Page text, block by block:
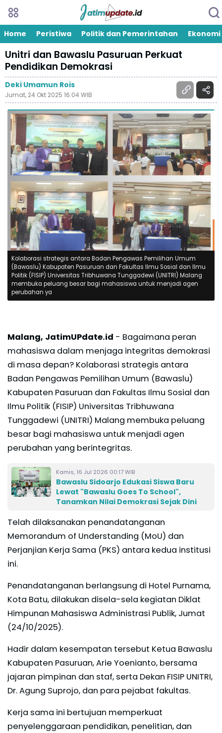
Home Peristiwa Politik dan Pemerintahan Ekonomi
Unitri dan Bawaslu Pasuruan Perkuat
Pendidikan Demokrasi
Deki Umamun Rois
Jumat, 24 Okt 2025 16:04 WIB
Kolaborasi strategis antara Badan Pengawas Pemilihan Umum
(Bawaslu) Kabupaten Pasuruan dan Fakultas Ilmu Sosial dan Ilmu
Politik (FISIP) Universitas Tribhuwana Tunggadewi (UNITRI) Malang
membuka peluang besar bagi mahasiswa untuk menjadi agen
perubahan ya
Malang, JatimUPdate.id - Bagaimana peran
mahasiswa dalam menjaga integritas demokrasi
di masa depan? Kolaborasi strategis antara
Badan Pengawas Pemilihan Umum (Bawaslu)
Kabupaten Pasuruan dan Fakultas Ilmu Sosial dan
Ilmu Politik (FISIP) Universitas Tribhuwana
Tunggadewi (UNITRI) Malang membuka peluang
besar bagi mahasiswa untuk menjadi agen
perubahan yang berintegritas.
Kamis, 16 Jul 2026 00:17 WIB
Bawaslu Sidoarjo Edukasi Siswa Baru
Lewat "Bawaslu Goes To School",
Tanamkan Nilai Demokrasi Sejak Dini
Telah dilaksanakan penandatanganan
Memorandum of Understanding (MoU) dan
Perjanjian Kerja Sama (PKS) antara kedua institusi
ini.
Penandatanganan berlangsung di Hotel Purnama,
Kota Batu, dilakukan disela-sela kegiatan Diklat
Himpunan Mahasiswa Administrasi Publik, Jumat
(24/10/2025).
Hadir dalam kesempatan tersebut Ketua Bawaslu
Kabupaten Pasuruan, Arie Yoenianto, bersama
jajaran pimpinan dan staf, serta Dekan FISIP UNITRI,
Dr. Agung Suprojo, dan para pejabat fakultas.
Kerja sama ini bertujuan memperkuat
penyelenggaraan pendidikan, penelitian, dan